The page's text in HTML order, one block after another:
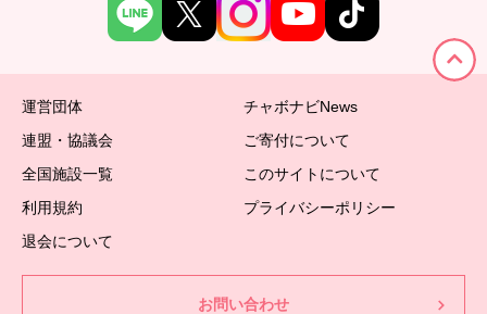
運営団体
チャボナビNews
連盟・協議会
ご寄付について
全国施設一覧
このサイトについて
利用規約
プライバシーポリシー
退会について
お問い合わせ